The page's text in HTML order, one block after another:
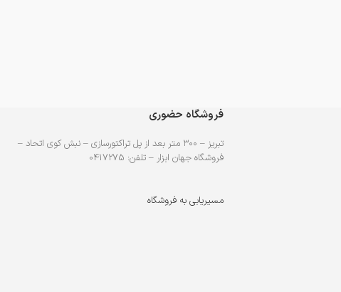
فروشگاه حضوری
تبریز – ۳۰۰ متر بعد از پل تراکتورسازی – نبش کوی اتحاد –
فروشگاه جهان ابزار – تلفن: 0417275
مسیریابی به فروشگاه